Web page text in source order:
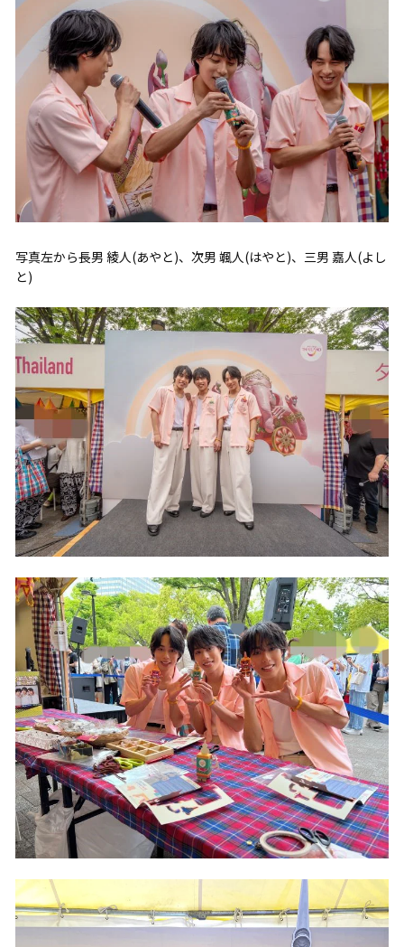
写真左から長男 綾人(あやと)、次男 颯人(はやと)、三男 嘉人(よし
と)